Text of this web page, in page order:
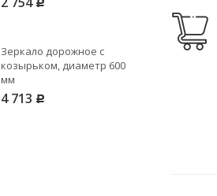
Р
Зеркало дорожное с
козырьком, диаметр 600
мм
4 713 Р